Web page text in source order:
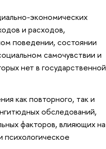
экономических
и расходов,
поведении, состоянии
самочувствии и
нет в государственной
как повторного, так и
обследований,
факторов, влияющих на
психологическое